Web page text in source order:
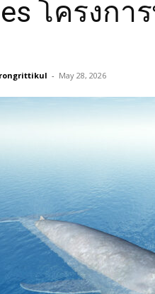
โครงก
- May 28, 2026